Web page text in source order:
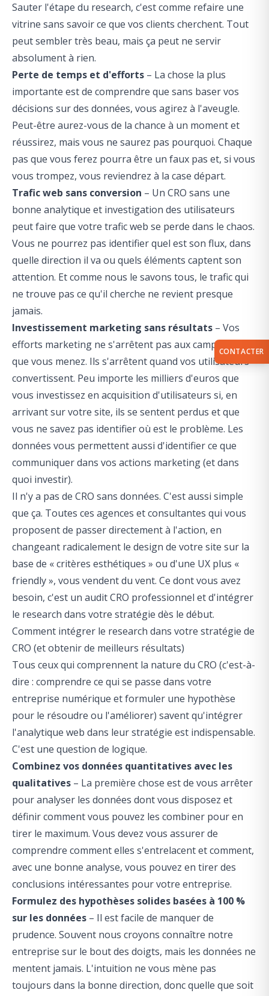
Sauter l'étape du research, c'est comme refaire une
vitrine sans savoir ce que vos clients cherchent. Tout
peut sembler très beau, mais ça peut ne servir
absolument à rien.
Perte de temps et d'efforts – La chose la plus
importante est de comprendre que sans baser vos
décisions sur des données, vous agirez à l'aveugle.
Peut-être aurez-vous de la chance à un moment et
réussirez, mais vous ne saurez pas pourquoi. Chaque
pas que vous ferez pourra être un faux pas et, si vous
vous trompez, vous reviendrez à la case départ.
Trafic web sans conversion – Un CRO sans une
bonne analytique et investigation des utilisateurs
peut faire que votre trafic web se perde dans le chaos.
Vous ne pourrez pas identifier quel est son flux, dans
quelle direction il va ou quels éléments captent son
attention. Et comme nous le savons tous, le trafic qui
ne trouve pas ce qu'il cherche ne revient presque
jamais.
Investissement marketing sans résultats – Vos
efforts marketing ne s'arrêtent pas aux campagnes
que vous menez. Ils s'arrêtent quand vos utilisateurs
convertissent. Peu importe les milliers d'euros que
vous investissez en acquisition d'utilisateurs si, en
arrivant sur votre site, ils se sentent perdus et que
vous ne savez pas identifier où est le problème. Les
données vous permettent aussi d'identifier ce que
communiquer dans vos actions marketing (et dans
quoi investir).
Il n'y a pas de CRO sans données. C'est aussi simple
que ça. Toutes ces agences et consultantes qui vous
proposent de passer directement à l'action, en
changeant radicalement le design de votre site sur la
base de « critères esthétiques » ou d'une UX plus «
friendly », vous vendent du vent. Ce dont vous avez
besoin, c'est un audit CRO professionnel et d'intégrer
le research dans votre stratégie dès le début.
Comment intégrer le research dans votre stratégie de
CRO (et obtenir de meilleurs résultats)
Tous ceux qui comprennent la nature du CRO (c'est-à-
dire : comprendre ce qui se passe dans votre
entreprise numérique et formuler une hypothèse
pour le résoudre ou l'améliorer) savent qu'intégrer
l'analytique web dans leur stratégie est indispensable.
C'est une question de logique.
Combinez vos données quantitatives avec les
qualitatives – La première chose est de vous arrêter
pour analyser les données dont vous disposez et
définir comment vous pouvez les combiner pour en
tirer le maximum. Vous devez vous assurer de
comprendre comment elles s'entrelacent et comment,
avec une bonne analyse, vous pouvez en tirer des
conclusions intéressantes pour votre entreprise.
Formulez des hypothèses solides basées à 100 %
sur les données – Il est facile de manquer de
prudence. Souvent nous croyons connaître notre
entreprise sur le bout des doigts, mais les données ne
mentent jamais. L'intuition ne vous mène pas
toujours dans la bonne direction, donc quelle que soit
CONTACTER